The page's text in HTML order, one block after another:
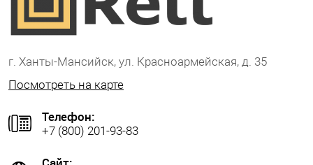
г. Ханты-Мансийск, ул. Красноармейская, д. 35
Посмотреть на карте
Телефон:
+7 (800) 201-93-83